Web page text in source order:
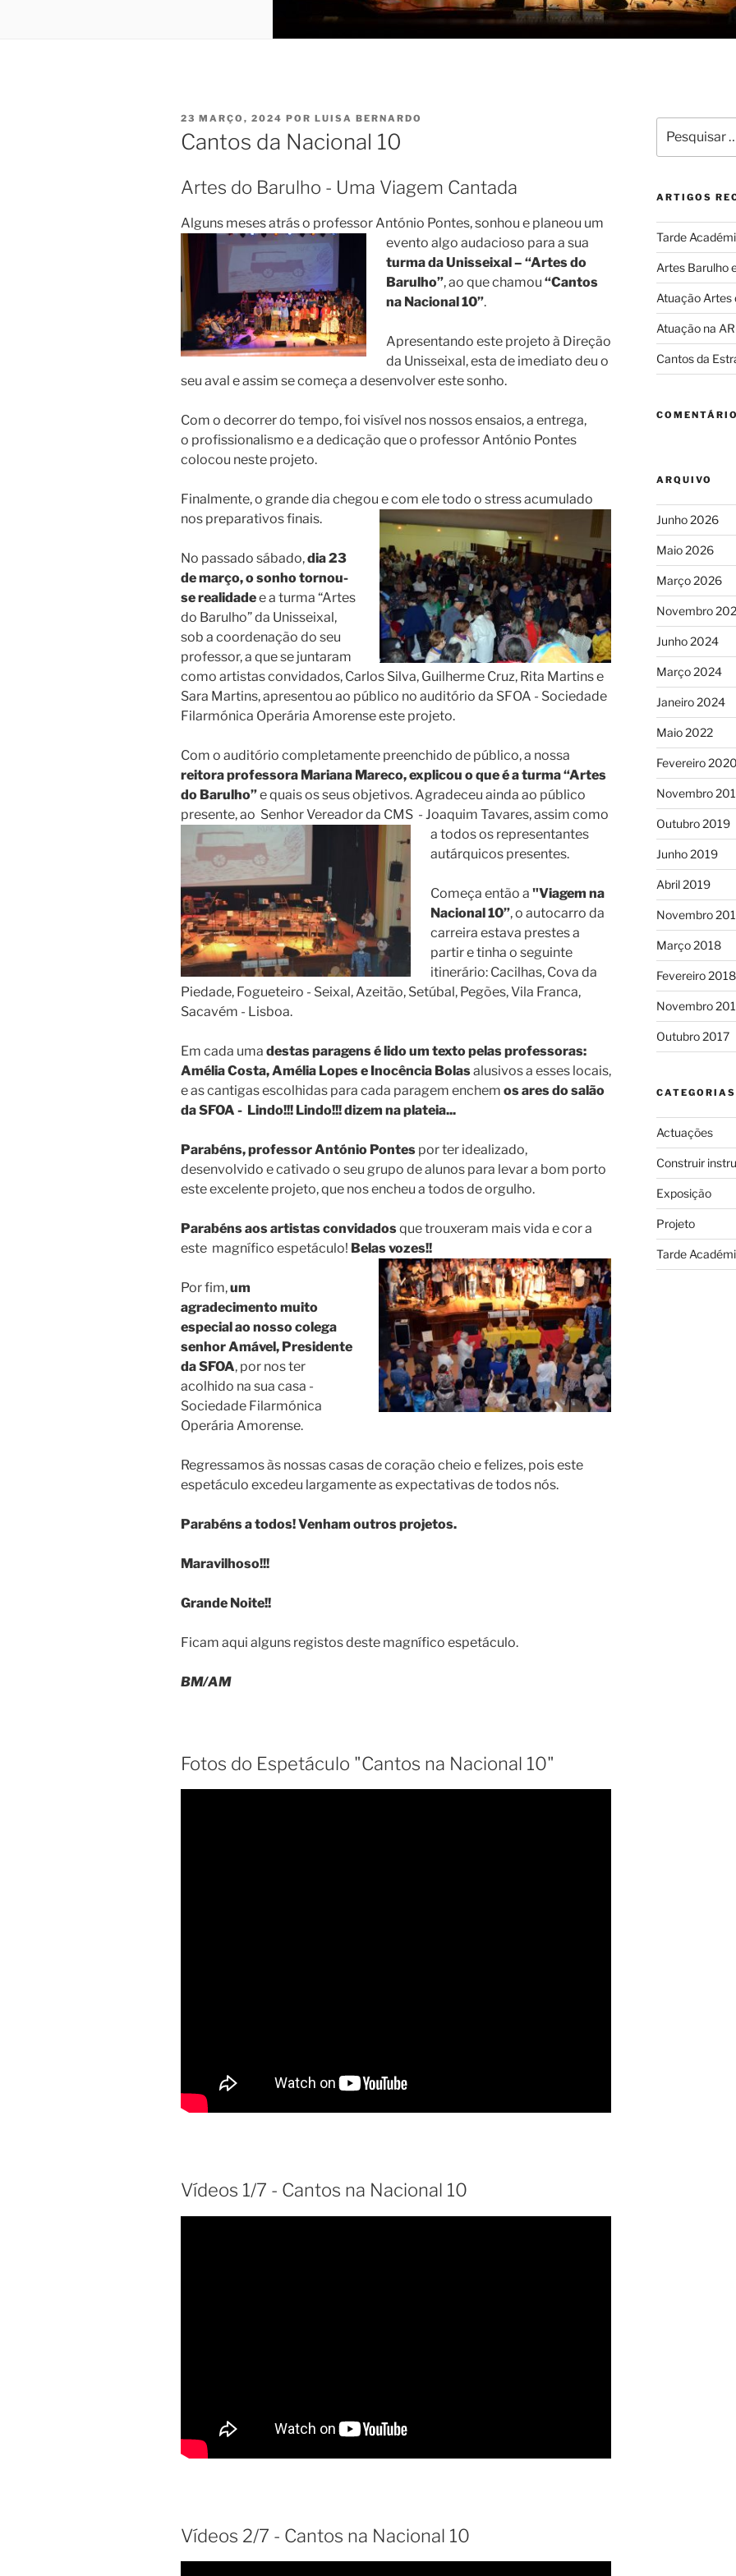
PUBLICADO
EM
23 MARÇO, 2024 POR LUISA BERNARDO
Cantos da Nacional 10
Artes do Barulho - Uma Viagem Cantada
Alguns meses atrás o professor António Pontes, sonhou e planeou um
evento algo audacioso para a sua
turma da Unisseixal – “Artes do
Barulho”, ao que chamou “Cantos
na Nacional 10”.
Apresentando este projeto à Direção
da Unisseixal, esta de imediato deu o
seu aval e assim se começa a desenvolver este sonho.
Com o decorrer do tempo, foi visível nos nossos ensaios, a entrega,
o profissionalismo e a dedicação que o professor António Pontes
colocou neste projeto.
Finalmente, o grande dia chegou e com ele todo o stress acumulado
nos preparativos finais.
No passado sábado,dia 23
de março, o sonho tornou-
se realidadee a turma “Artes
do Barulho” da Unisseixal,
sob a coordenação do seu
professor, a que se juntaram
como artistas convidados, Carlos Silva, Guilherme Cruz, Rita Martins e
Sara Martins, apresentou ao público no auditório da SFOA - Sociedade
Filarmónica Operária Amorense este projeto.
Com o auditório completamente preenchido de público, a nossa
reitora professora Mariana Mareco, explicou o que é a turma “Artes
do Barulho”e quais os seus objetivos. Agradeceu ainda ao público
presente, ao Senhor Vereador da CMS - Joaquim Tavares, assim como
a todos os representantes
autárquicos presentes.
Começa então a "Viagem na
Nacional 10”, o autocarro da
carreira estava prestes a
partir e tinha o seguinte
itinerário: Cacilhas, Cova da
Piedade, Fogueteiro - Seixal, Azeitão, Setúbal, Pegões, Vila Franca,
Sacavém - Lisboa.
Em cada uma destas paragens é lido um texto pelas professoras:
Amélia Costa, Amélia Lopes e Inocência Bolasalusivos a esses locais,
e as cantigas escolhidas para cada paragem enchem os ares do salão
da SFOA - Lindo!!! Lindo!!! dizem na plateia...
Parabéns, professor António Pontes por ter idealizado,
desenvolvido e cativado o seu grupo de alunos para levar a bom porto
este excelente projeto, que nos encheu a todos de orgulho.
Parabéns aos artistas convidadosque trouxeram mais vida e cor a
este magnífico espetáculo! Belas vozes!!
Por fim,um
agradecimento muito
especial ao nosso colega
senhor Amável, Presidente
da SFOA, por nos ter
acolhido na sua casa -
Sociedade Filarmónica
Operária Amorense.
Regressamos às nossas casas de coração cheio e felizes, pois este
espetáculo excedeu largamente as expectativas de todos nós.
Parabéns a todos! Venham outros projetos.
Maravilhoso!!!
Grande Noite!!
Ficam aqui alguns registos deste magnífico espetáculo.
BM/AM
Fotos do Espetáculo "Cantos na Nacional 10"
Vídeos 1/7 - Cantos na Nacional 10
Vídeos 2/7 - Cantos na Nacional 10
por:
ARTIGOS
Tarde
Artes Barulho
Atuação Artes
Atuação na
Cantos da
ARQUIVO
Junho 2026
Maio 2026
Março 2026
Novembro
Junho 2024
Março 2024
Janeiro 2024
Maio 2022
Fevereiro 2020
Novembro
Outubro 2019
Junho 2019
Abril 2019
Novembro
Março 2018
Fevereiro 2018
Novembro
Outubro 2017
CATEGORIAS
Actuações
Construir
Exposição
Projeto
Tarde